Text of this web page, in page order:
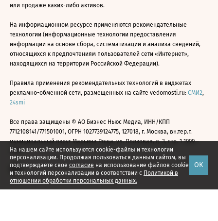
На нашем сайте используются cookie-файлы и технологии
персонализации. Продолжая пользоваться данным сайтом, вы
подтверждаете свое согласие на использование файлов cookie
и технологий персонализации в соответствии с Политикой в
отношении обработки персональных данных.
ОК
или продаже каких-либо активов.
На информационном ресурсе применяются рекомендательные
технологии (информационные технологии предоставления
информации на основе сбора, систематизации и анализа сведений,
относящихся к предпочтениям пользователей сети «Интернет»,
находящихся на территории Российской Федерации).
Правила применения рекомендательных технологий в виджетах
рекламно-обменной сети, размещенных на сайте vedomosti.ru: СМИ2,
24smi
Все права защищены © АО Бизнес Ньюс Медиа, ИНН/КПП
7712108141/771501001, ОГРН 1027739124775, 127018, г. Москва, вн.тер.г.
муниципальный округ Марьина Роща, ул. Полковая, д. 3, стр. 1 1999—
2026